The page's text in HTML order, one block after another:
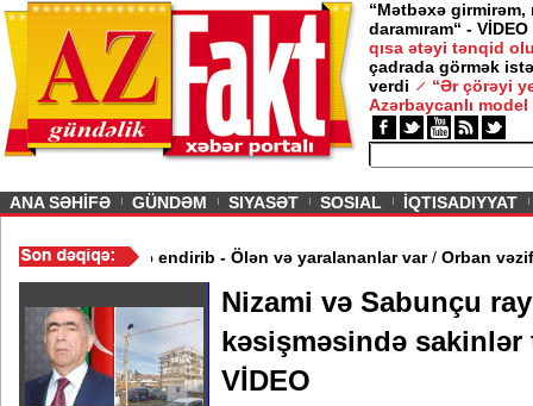
“Mətbəxə girmirəm,
daramıram“ - VİDEO
qısa ətəyi tənqid
çadrada görmək
verdi
“Ər çörəyi
Azərbaycanlı model
- Nigar
ANA SƏHİFƏ GÜNDƏM SIYASƏT SOSIAL İQTISADIYYAT
/Rusiya Xarkova zərbə endirib - Ölən və yaralananlar var/
Nizami və Sabunçu
kəsişməsində sakinlər
VİDEO